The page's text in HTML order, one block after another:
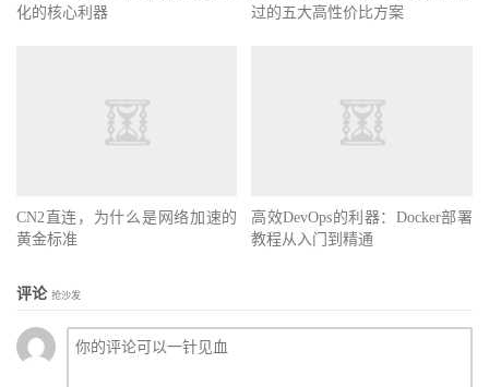
化的核心利器
过的五大高性价比方案
CN2直连，为什么是网络加速的
黄金标准
高效DevOps的利器：Docker部署
教程从入门到精通
评论 抢沙发